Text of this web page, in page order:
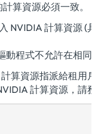
算資源必須一致。
NVIDIA 計算資源 (具
動程式不允許在相同
算資源指派給租用
計算資源，請